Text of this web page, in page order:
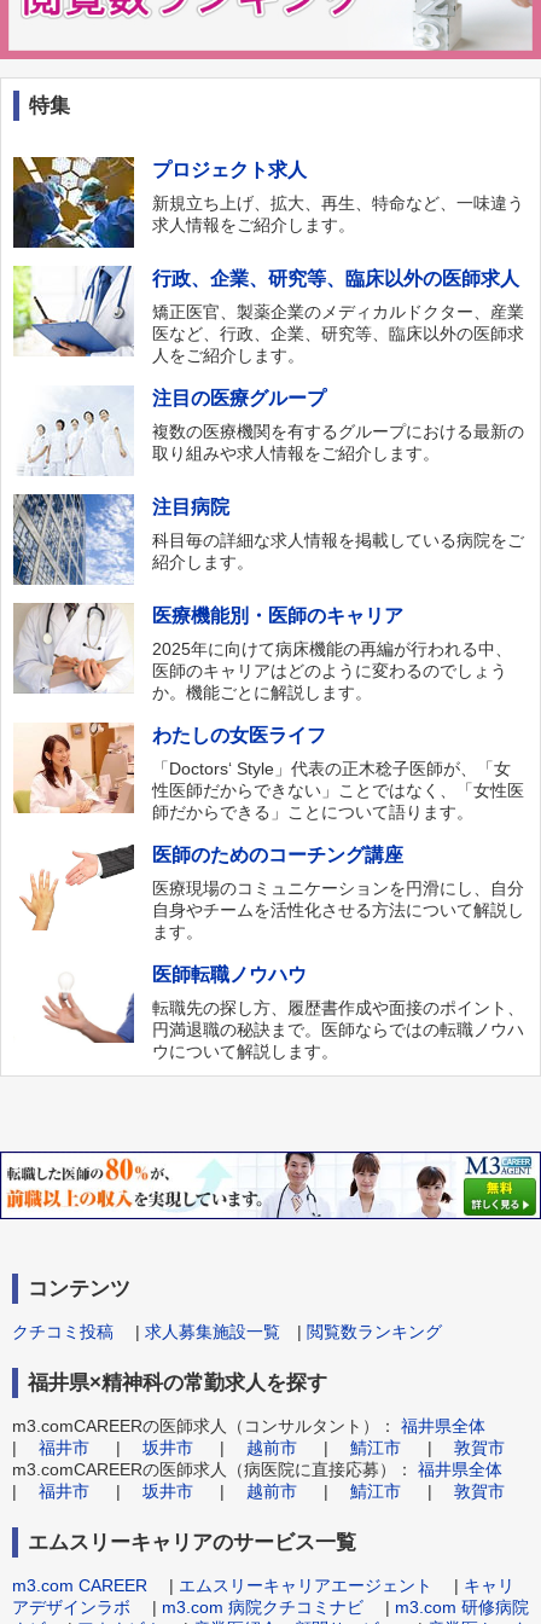
特集
プロジェクト求人
新規立ち上げ、拡大、再生、特命など、一味違う
求人情報をご紹介します。
行政、企業、研究等、臨床以外の医師求人
矯正医官、製薬企業のメディカルドクター、産業
医など、行政、企業、研究等、臨床以外の医師求
人をご紹介します。
注目の医療グループ
複数の医療機関を有するグループにおける最新の
取り組みや求人情報をご紹介します。
注目病院
科目毎の詳細な求人情報を掲載している病院をご
紹介します。
医療機能別・医師のキャリア
2025年に向けて病床機能の再編が行われる中、
医師のキャリアはどのように変わるのでしょう
か。機能ごとに解説します。
わたしの女医ライフ
「Doctors‘ Style」代表の正木稔子医師が、「女
性医師だからできない」ことではなく、「女性医
師だからできる」ことについて語ります。
医師のためのコーチング講座
医療現場のコミュニケーションを円滑にし、自分
自身やチームを活性化させる方法について解説し
ます。
医師転職ノウハウ
転職先の探し方、履歴書作成や面接のポイント、
円満退職の秘訣まで。医師ならではの転職ノウハ
ウについて解説します。
コンテンツ
クチコミ投稿 | 求人募集施設一覧 | 閲覧数ランキング
福井県×精神科の常勤求人を探す
m3.comCAREERの医師求人（コンサルタント）： 福井県全体
| 福井市 | 坂井市 | 越前市 | 鯖江市 | 敦賀市
m3.comCAREERの医師求人（病医院に直接応募）： 福井県全体
| 福井市 | 坂井市 | 越前市 | 鯖江市 | 敦賀市
エムスリーキャリアのサービス一覧
m3.com CAREER | エムスリーキャリアエージェント | キャリ
アデザインラボ | m3.com 病院クチコミナビ | m3.com 研修病院